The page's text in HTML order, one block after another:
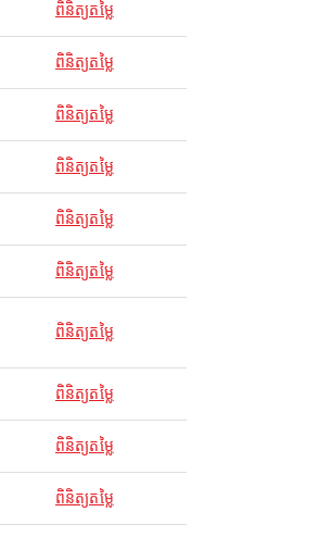
ពិនិត្យតម្លៃ
ពិនិត្យតម្លៃ
ពិនិត្យតម្លៃ
ពិនិត្យតម្លៃ
ពិនិត្យតម្លៃ
ពិនិត្យតម្លៃ
ពិនិត្យតម្លៃ
ពិនិត្យតម្លៃ
ពិនិត្យតម្លៃ
ពិនិត្យតម្លៃ